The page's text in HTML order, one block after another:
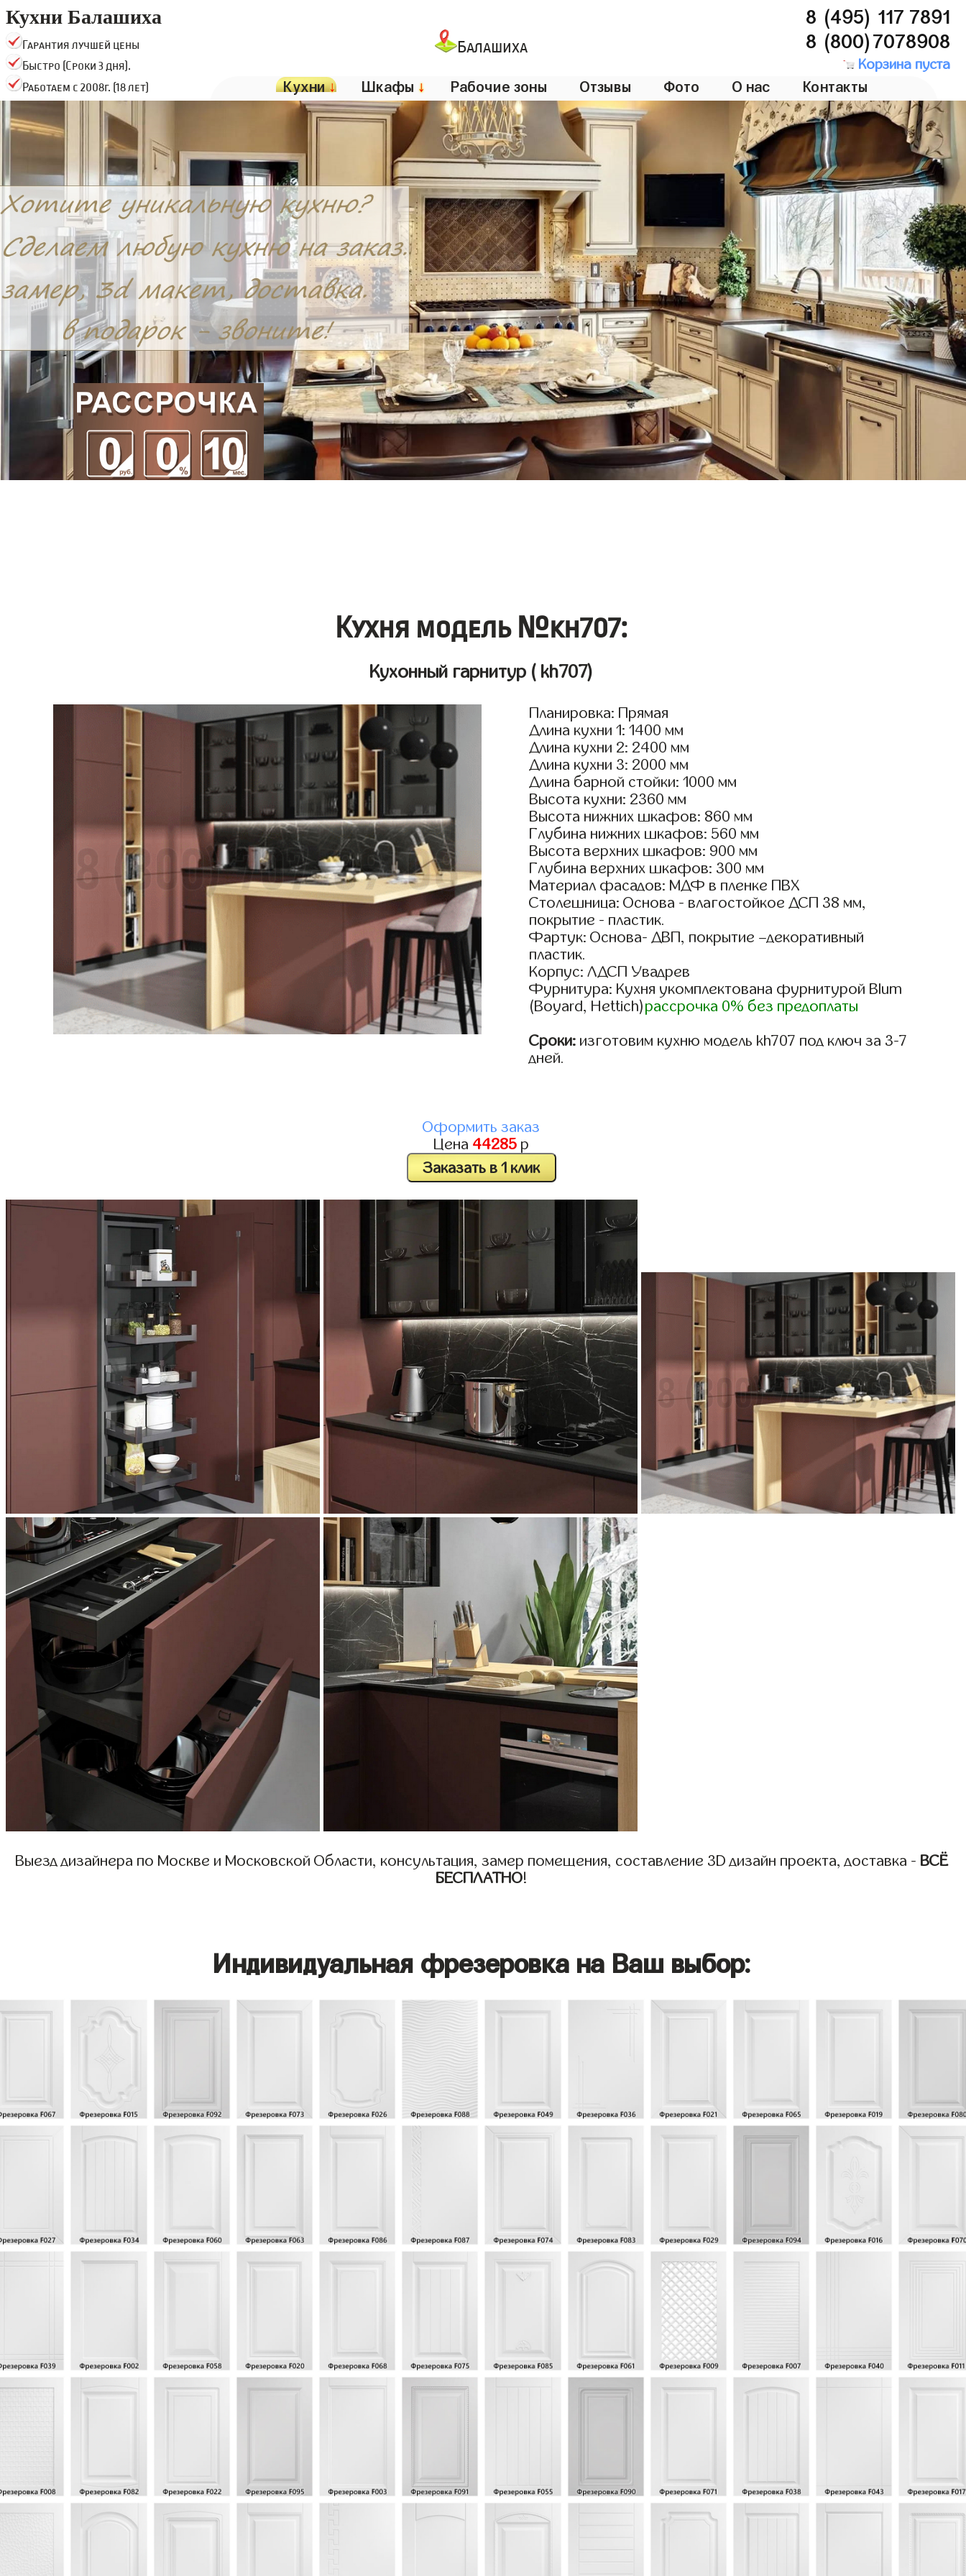
Кухни Балашиха
Гарантия лучшей цены
Быстро (Сроки 3 дня).
Работаем с 2008г. (18 лет)
Балашиха
8 (495) 117 7891
8 (800)7078908
Корзина пуста
Кухни↓ Шкафы ↓ Рабочие зоны Отзывы Фото О нас Контакты
Кухня модель №kh707:
Кухонный гарнитур ( kh707)
Планировка: Прямая
Длина кухни 1: 1400 мм
Длина кухни 2: 2400 мм
Длина кухни 3: 2000 мм
Длина барной стойки: 1000 мм
Высота кухни: 2360 мм
Высота нижних шкафов: 860 мм
Глубина нижних шкафов: 560 мм
Высота верхних шкафов: 900 мм
Глубина верхних шкафов: 300 мм
Материал фасадов: МДФ в пленке ПВХ
Столешница: Основа - влагостойкое ДСП 38 мм,
покрытие - пластик.
Фартук: Основа- ДВП, покрытие –декоративный
пластик.
Корпус: ЛДСП Увадрев
Фурнитура: Кухня укомплектована фурнитурой Blum
(Boyard, Hettich)рассрочка 0% без предоплаты
Сроки: изготовим кухню модель kh707 под ключ за 3-7
дней.
Оформить заказ
Цена 44285 р
Заказать в 1 клик
Выезд дизайнера по Москве и Московской Области, консультация, замер помещения, составление 3D дизайн проекта, доставка - ВСЁ
БЕСПЛАТНО!
Индивидуальная фрезеровка на Ваш выбор: